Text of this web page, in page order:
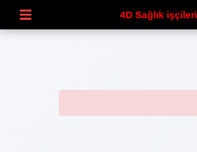
4D Sağlık işçileri